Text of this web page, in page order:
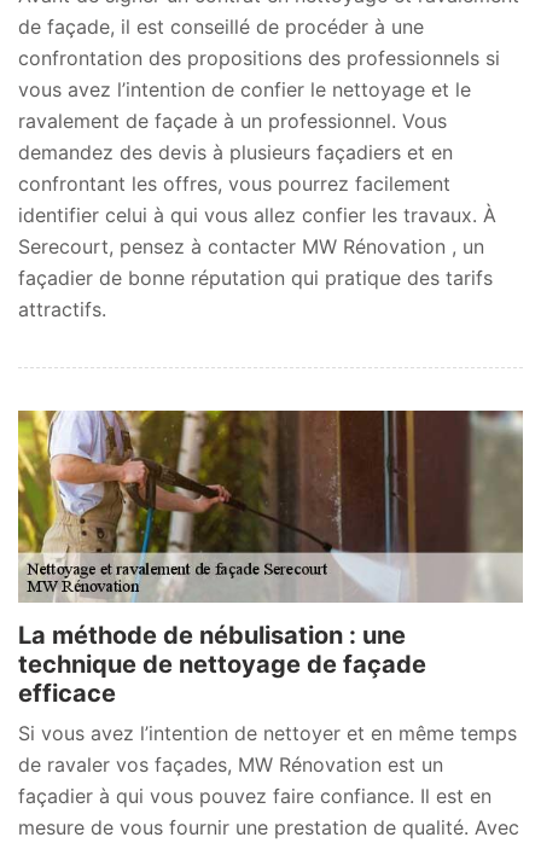
de façade, il est conseillé de procéder à une
confrontation des propositions des professionnels si
vous avez l’intention de confier le nettoyage et le
ravalement de façade à un professionnel. Vous
demandez des devis à plusieurs façadiers et en
confrontant les offres, vous pourrez facilement
identifier celui à qui vous allez confier les travaux. À
Serecourt, pensez à contacter MW Rénovation , un
façadier de bonne réputation qui pratique des tarifs
attractifs.
La méthode de nébulisation : une
technique de nettoyage de façade
efficace
Si vous avez l’intention de nettoyer et en même temps
de ravaler vos façades, MW Rénovation est un
façadier à qui vous pouvez faire confiance. Il est en
mesure de vous fournir une prestation de qualité. Avec